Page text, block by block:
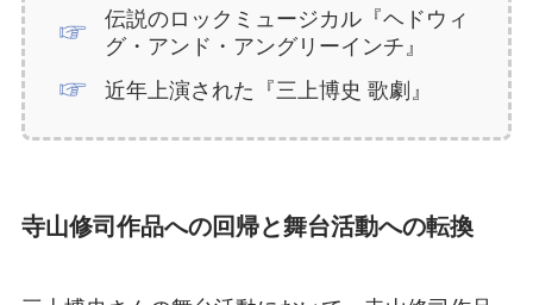
伝説のロックミュージカル『ヘドウィ
グ・アンド・アングリーインチ』
近年上演された『三上博史 歌劇』
寺山修司作品への回帰と舞台活動への転換